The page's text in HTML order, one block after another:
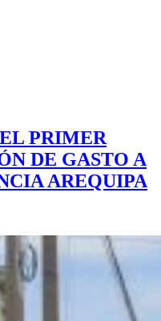
PRIMER
DE GASTO A
AREQUIPA